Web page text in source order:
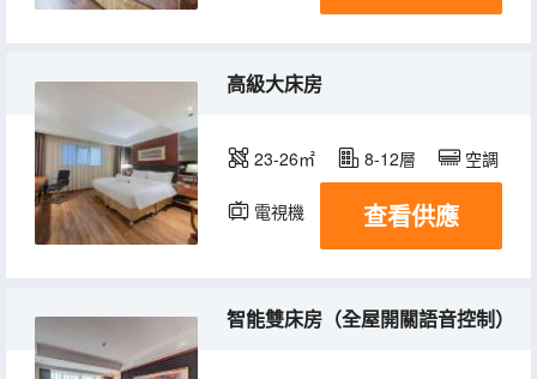
高級大床房
23-26㎡ 8-12層 空調
電視機 查看供應
智能雙床房（全屋開關語音控制）